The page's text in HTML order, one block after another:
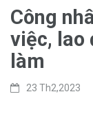
Công
việc, lao
làm
23 Th2,2023